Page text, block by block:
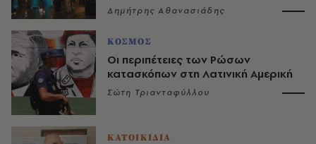
Δημήτρης Αθανασιάδης
ΚΟΣΜΟΣ
Οι περιπέτειες των Ρώσων
κατασκόπων στη Λατινική Αμερική
Σώτη Τριανταφύλλου
ΚΑΤΟΙΚΙΔΙΑ